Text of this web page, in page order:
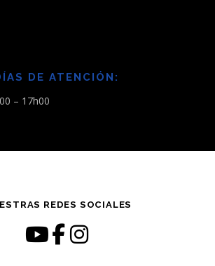
DE ATENCIÓN:
– 17h00
REDES SOCIALES